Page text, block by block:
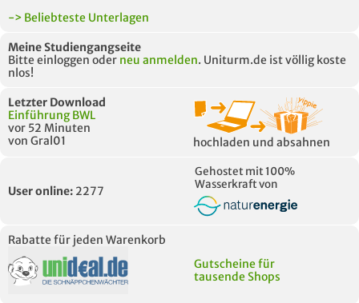
-> Beliebteste Unterlagen
Meine Studiengangseite
Bitte einloggen oder neu anmelden. Uniturm.de ist völlig koste
nlos!
Letzter Download
Einführung BWL
vor 52 Minuten
von Gral01
hochladen und absahnen
User online: 2277
Gehostet mit 100%
Wasserkraft von
Rabatte für jeden Warenkorb
Gutscheine für
tausende Shops